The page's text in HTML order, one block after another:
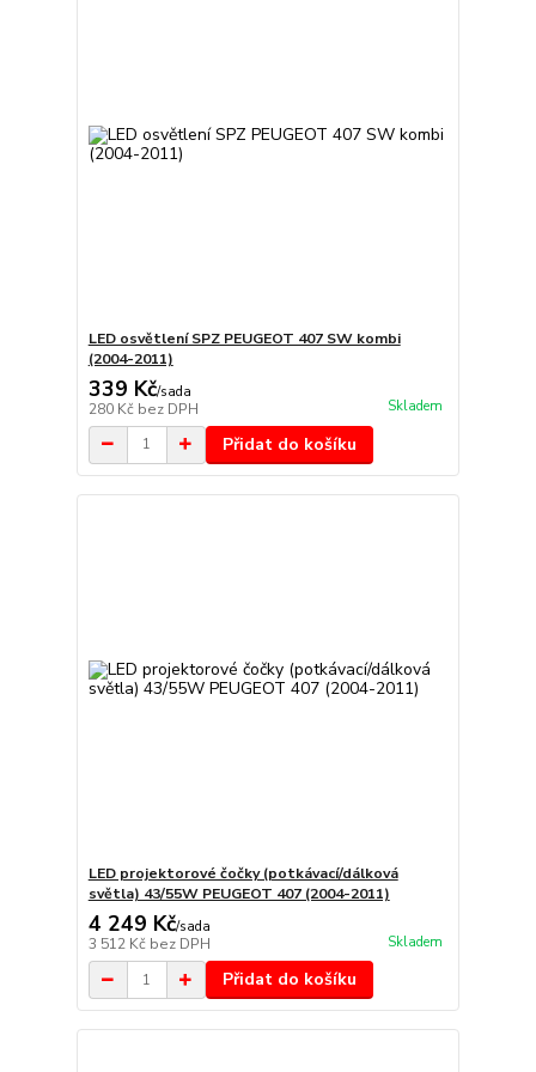
LED osvětlení SPZ PEUGEOT 407 SW kombi
(2004-2011)
339 Kč/sada
280 Kč bez DPH Skladem
Přidat do košíku
LED projektorové čočky (potkávací/dálková
světla) 43/55W PEUGEOT 407 (2004-2011)
4 249 Kč/sada
3 512 Kč bez DPH Skladem
Přidat do košíku